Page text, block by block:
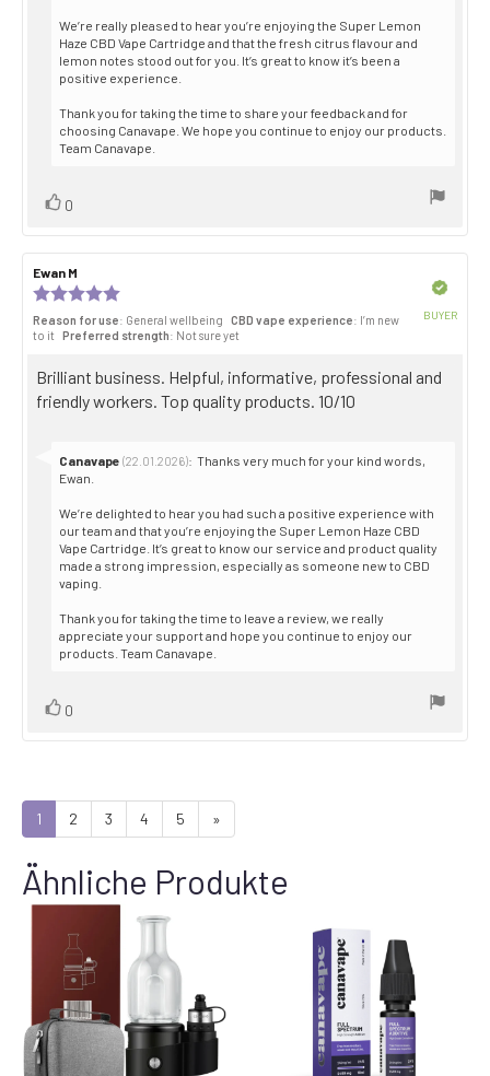
We’re really pleased to hear you’re enjoying the Super Lemon
Haze CBD Vape Cartridge and that the fresh citrus flavour and
lemon notes stood out for you. It’s great to know it’s been a
positive experience.
Thank you for taking the time to share your feedback and for
choosing Canavape. We hope you continue to enjoy our products.
Team Canavape.
Vote
0
Review
author:
Ewan M
date:
5.0
out
5
stars
Reason for use: General wellbeing CBD vape experience: I’m new
to it
Preferred strength: Not sure yet
BUYER
Review
text:
Brilliant business. Helpful, informative, professional and
friendly workers. Top quality products. 10/10
Reply
from:
Canavape (22.01.2026): Thanks very much for your kind words,
Ewan.
We’re delighted to hear you had such a positive experience with
our team and that you’re enjoying the Super Lemon Haze CBD
Vape Cartridge. It’s great to know our service and product quality
made a strong impression, especially as someone new to CBD
vaping.
Thank you for taking the time to leave a review, we really
appreciate your support and hope you continue to enjoy our
products. Team Canavape.
Vote
0
1 2 3 4 5 »
Ähnliche Produkte